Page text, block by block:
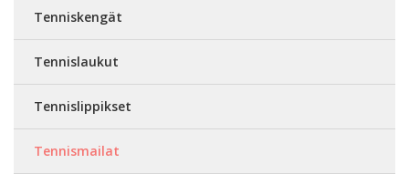
Tenniskengät
Tennislaukut
Tennislippikset
Tennismailat